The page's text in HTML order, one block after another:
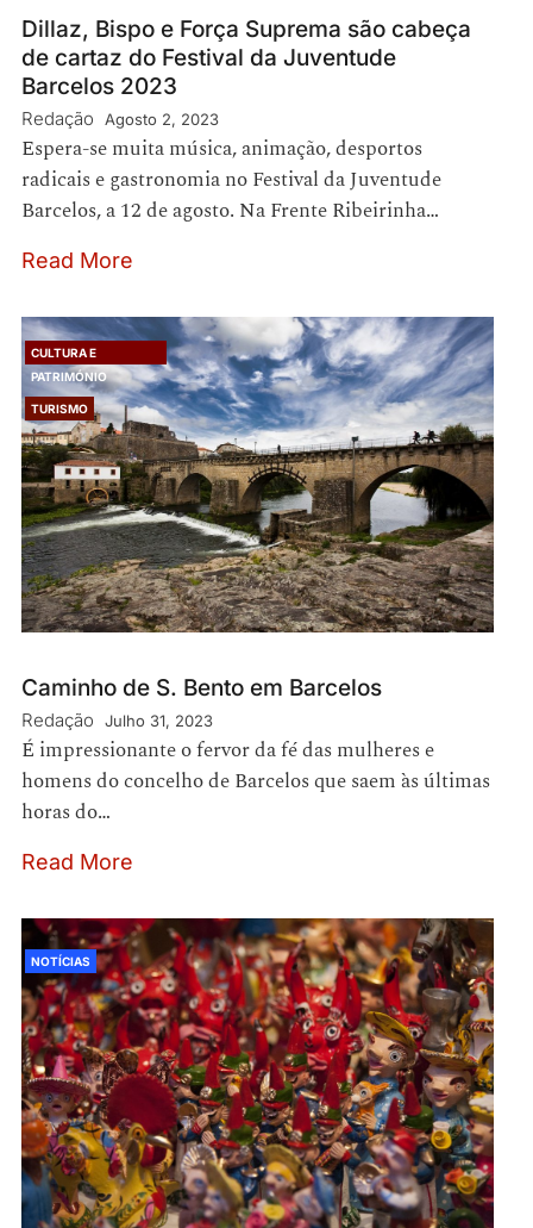
Dillaz, Bispo e Força Suprema são cabeça
de cartaz do Festival da Juventude
Barcelos 2023
Redação Agosto 2, 2023
Espera-se muita música, animação, desportos
radicais e gastronomia no Festival da Juventude
Barcelos, a 12 de agosto. Na Frente Ribeirinha…
Read More
CULTURA E
PATRIMÓNIO
TURISMO
Caminho de S. Bento em Barcelos
Redação Julho 31, 2023
É impressionante o fervor da fé das mulheres e
homens do concelho de Barcelos que saem às últimas
horas do…
Read More
NOTÍCIAS